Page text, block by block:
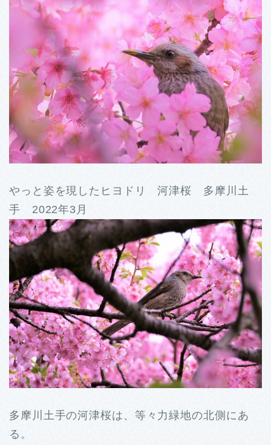
やっと姿を現したヒヨドリ 河津桜 多摩川土
手 2022年3月
多摩川土手の河津桜は、等々力緑地の北側にあ
る。